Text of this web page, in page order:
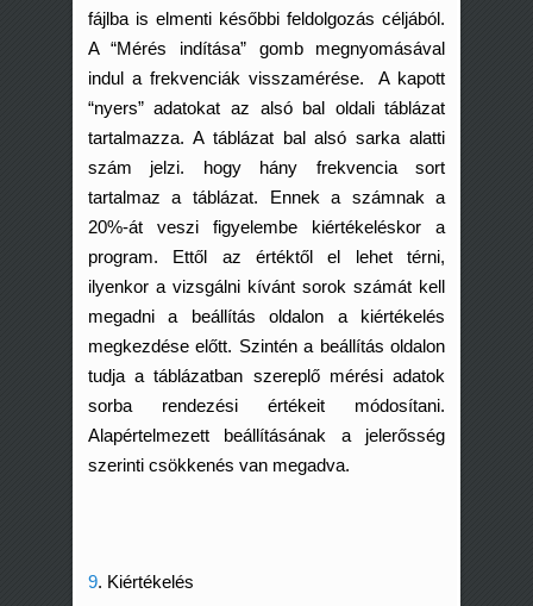
fájlba is elmenti későbbi feldolgozás céljából.
A “Mérés indítása” gomb megnyomásával
indul a frekvenciák visszamérése. A kapott
“nyers” adatokat az alsó bal oldali táblázat
tartalmazza. A táblázat bal alsó sarka alatti
szám jelzi. hogy hány frekvencia sort
tartalmaz a táblázat. Ennek a számnak a
20%-át veszi figyelembe kiértékeléskor a
program. Ettől az értéktől el lehet térni,
ilyenkor a vizsgálni kívánt sorok számát kell
megadni a beállítás oldalon a kiértékelés
megkezdése előtt. Szintén a beállítás oldalon
tudja a táblázatban szereplő mérési adatok
sorba rendezési értékeit módosítani.
Alapértelmezett beállításának a jelerősség
szerinti csökkenés van megadva.
9. Kiértékelés